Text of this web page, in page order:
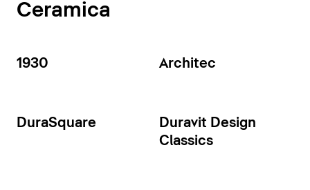
Ceramica
1930 Architec
DuraSquare
Duravit Design
Classics